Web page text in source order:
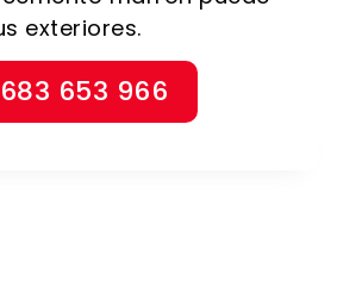
exteriores.
683 653 966